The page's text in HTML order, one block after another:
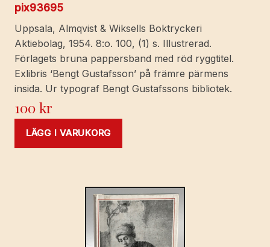
pix93695
Uppsala, Almqvist & Wiksells Boktryckeri
Aktiebolag, 1954. 8:o. 100, (1) s. Illustrerad.
Förlagets bruna pappersband med röd ryggtitel.
Exlibris ‘Bengt Gustafsson’ på främre pärmens
insida. Ur typograf Bengt Gustafssons bibliotek.
100kr
LÄGG I VARUKORG